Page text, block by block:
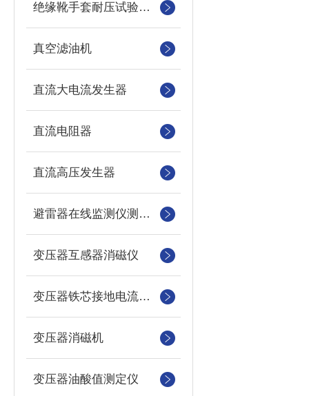
绝缘靴手套耐压试验装置
真空滤油机
直流大电流发生器
直流电阻器
直流高压发生器
避雷器在线监测仪测试仪
变压器互感器消磁仪
变压器铁芯接地电流测试仪
变压器消磁机
变压器油酸值测定仪